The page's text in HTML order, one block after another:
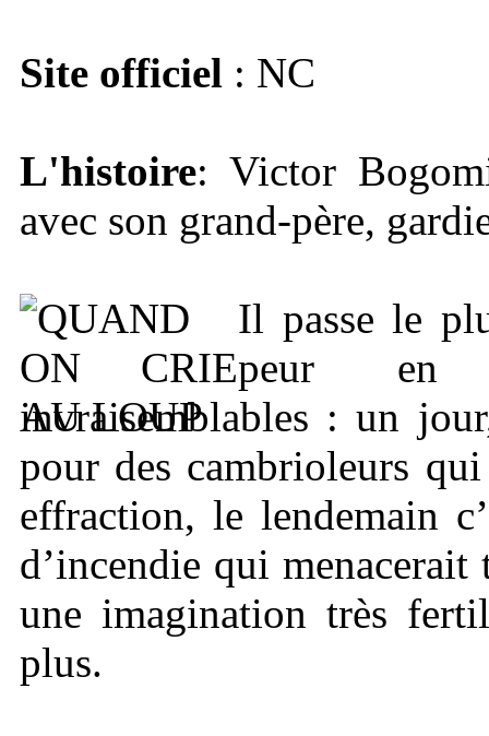
Site officiel : NC
L'histoire: Victor
avec son grand-père,
Il passe le
peur en
invraisemblables : un
pour des cambrioleurs
effraction, le lendemain
d’incendie qui
une imagination très
plus.